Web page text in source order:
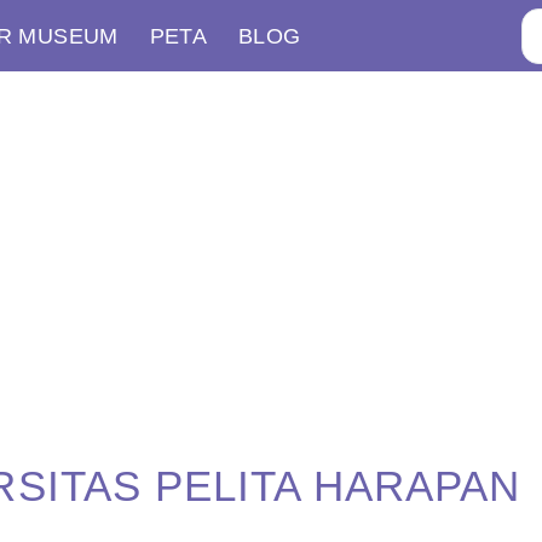
MUSEUM PETA BLOG
PELITA HARAPAN